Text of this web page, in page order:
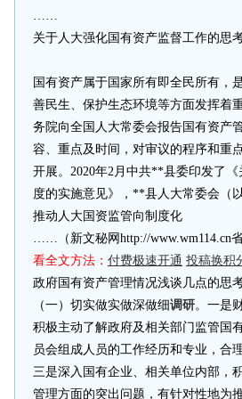
……
关于人大强化国有资产监督工作的思
国有资产属于国家所有即全民所有，
善民生、保护生态环境等方面发挥着
务院向全国人大常委会报告国有资产
容、重点及时间，对审议的程序和重
开展。2020年2月中共**县委印发了
度的实施意见》，**县人大常委会（
推动人大国资监管向制度化
……（新文秘网http://www.wm114.cn
看全文方法： 付费极速开通 投稿换积
政府国有资产管理情况浅谈几点的思
（一）切实做实做深做细调研。一是
积极主动了解政府及相关部门监管国
员会组成人员的工作经历和专业，合
三是深入国有企业、相关单位内部，
管理方面的突出问题，有针对性地为